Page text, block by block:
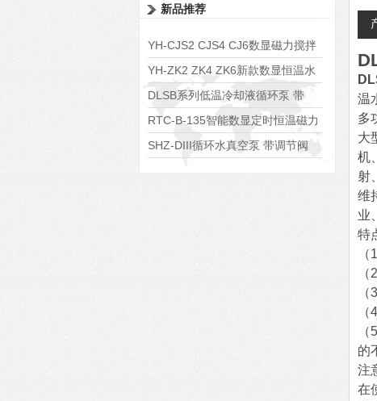
新品推荐
YH-CJS2 CJS4 CJ6数显磁力搅拌
水浴锅
YH-ZK2 ZK4 ZK6新款数显恒温水
浴锅
DLSB系列低温冷却液循环泵 带
S485通讯端口
RTC-B-135智能数显定时恒温磁力
搅拌器
SHZ-DIII循环水真空泵 带调节阀
温
多
大
机
射
维
业
特
的
注
在